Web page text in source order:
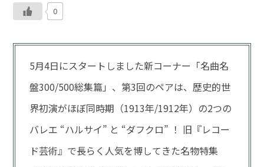
0
5月4日にスタートしました新コーナー「名曲名
盤300/500総集篇」、第3回のペアは、歴史的世
界初演がほぼ同時期（1913年/1912年）の2つの
バレエ “ハルサイ” と “ダフクロ” ！ 旧『レコー
ド芸術』で長らく人気を博してきた名物特集